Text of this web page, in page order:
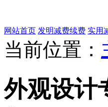
网站首页 发明减费续费 实用
当前位置：
外观设计